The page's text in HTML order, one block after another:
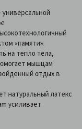
«памяти».
на тепло тела,
мышцам
отдых в
натуральный латекс
усиливает